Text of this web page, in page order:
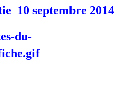
10 septembre 2014